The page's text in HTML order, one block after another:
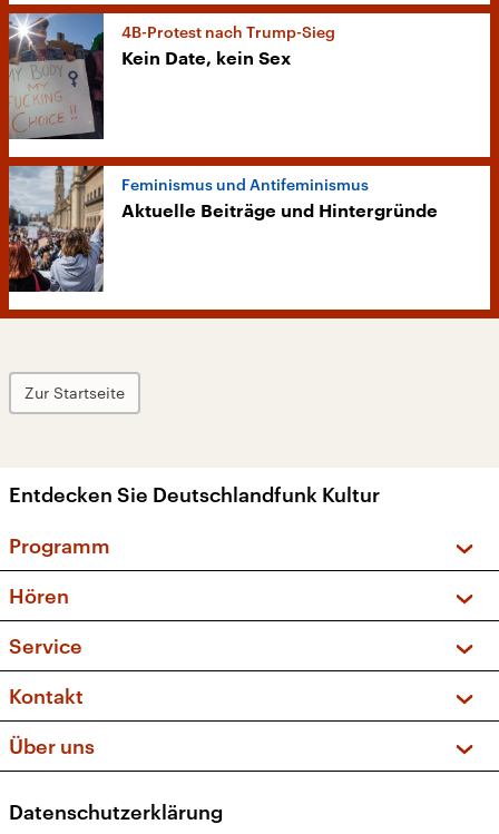
4B-Protest nach Trump-Sieg
Kein Date, kein Sex
Feminismus und Antifeminismus
Aktuelle Beiträge und Hintergründe
Zur Startseite
Entdecken Sie Deutschlandfunk Kultur
Programm
Sendungen und Podcasts
Musikliste
Kakadu – Das Kinderprogramm
Hören
Frequenzen (UKW + DAB+)
Service
FAQ
Apps
Newsletter
Kontakt
Social Media
Über uns
Presse
Datenschutzerklärung